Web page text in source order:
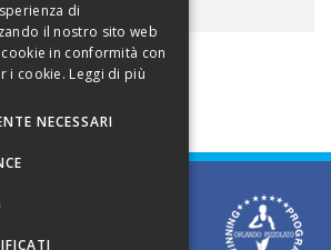
d'autore. Le informazioni
solo per uso privato.
di
il nostro sito web
in conformità con
i cookie. Leggi di più
NECESSARI